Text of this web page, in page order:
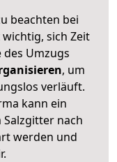
beachten bei
sich Zeit
Umzugs
, um
verläuft.
kann ein
nach
werden und